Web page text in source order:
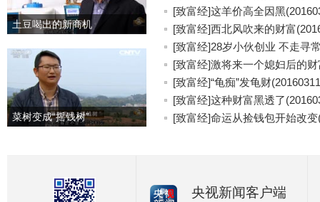
土豆喝出的新商机
菜树变成“摇钱树”
[致富经]这羊价高全因黑
[致富经]西北风吹来的财富
[致富经]28岁小伙创业 不走寻
[致富经]激将来一个媳妇后的
[致富经]“龟痴”发龟财
[致富经]这种财富黑透了
[致富经]命运从捡钱包开始改变
央视新闻客户端